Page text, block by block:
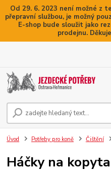
Od 29. 6. 2023 není možné z
přepravní službou, je možný
E-shop bude sloužit jako
prodejnu.
Úvod Potřeby pro koně Čištění
Háčky na kopyta